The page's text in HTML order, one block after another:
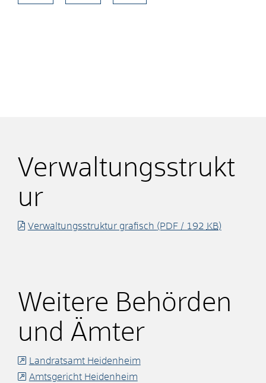
Verwaltungsstrukt
ur
Verwaltungsstruktur grafisch (PDF / 192 KB)
Weitere Behörden
und Ämter
Landratsamt Heidenheim
Amtsgericht Heidenheim